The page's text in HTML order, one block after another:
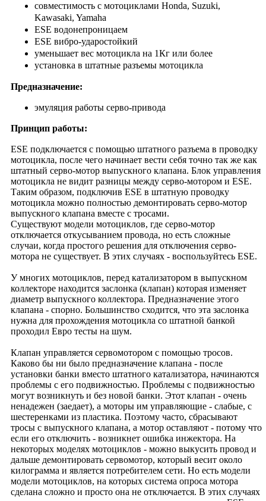
совместимость с мотоциклами Honda, Suzuki,
Kawasaki, Yamaha
ESE водонепроницаем
ESE вибро-ударостойкий
уменьшает вес мотоцикла на 1Кг или более
установка в штатные разъемы мотоцикла
Предназначение:
эмуляция работы серво-привода
Принцип работы:
ESE подключается с помощью штатного разъема в проводку
мотоцикла, после чего начинает вести себя точно так же как
штатный серво-мотор выпускного клапана. Блок управления
мотоцикла не видит разницы между серво-мотором и ESE.
Таким образом, подключив ESE в штатную проводку
мотоцикла можно полностью демонтировать серво-мотор
выпускного клапана вместе с тросами.
Существуют модели мотоциклов, где серво-мотор
отключается откусыванием провода, но есть сложные
случаи, когда простого решения для отключения серво-
мотора не существует. В этих случаях - воспользуйтесь ESE.
У многих мотоциклов, перед катализатором в выпускном
коллекторе находится заслонка (клапан) которая изменяет
диаметр выпускного коллектора. Предназначение этого
клапана - спорно. Большинство сходится, что эта заслонка
нужна для прохождения мотоцикла со штатной банкой
проходил Евро тесты на шум.
Клапан управляется сервомотором с помощью тросов.
Каково бы ни было предназначение клапана - после
установки банки вместо штатного катализатора, начинаются
проблемы с его подвижностью. Проблемы с подвижностью
могут возникнуть и без новой банки. Этот клапан - очень
ненадежен (заедает), а моторы им управляющие - слабые, с
шестеренками из пластика. Поэтому часто, сбрасывают
тросы с выпускного клапана, а мотор оставляют - потому что
если его отключить - возникнет ошибка инжектора. На
некоторых моделях мотоциклов - можно выкусить провод и
дальше демонтировать сервомотор, который весит около
килограмма и является потребителем сети. Но есть модели
модели мотоциклов, на которых система опроса мотора
сделана сложно и просто она не отключается. В этих случаях